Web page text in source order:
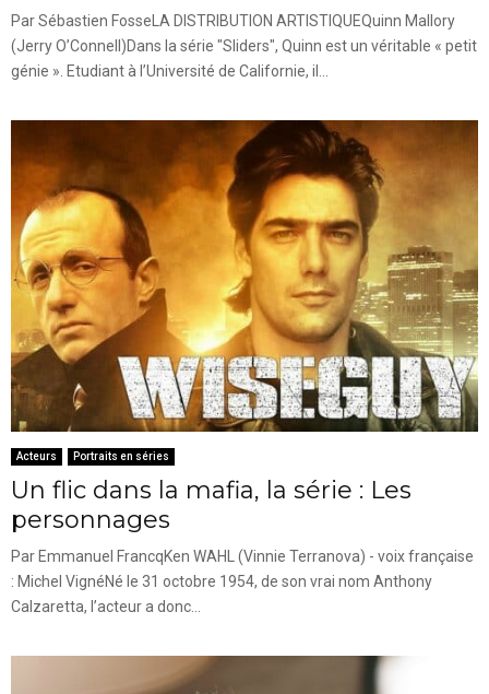
Par Sébastien FosseLA DISTRIBUTION ARTISTIQUEQuinn Mallory
(Jerry O’Connell)Dans la série "Sliders", Quinn est un véritable « petit
génie ». Etudiant à l’Université de Californie, il...
Acteurs Portraits en séries
Un flic dans la mafia, la série : Les
personnages
Par Emmanuel FrancqKen WAHL (Vinnie Terranova) - voix française
: Michel VignéNé le 31 octobre 1954, de son vrai nom Anthony
Calzaretta, l’acteur a donc...